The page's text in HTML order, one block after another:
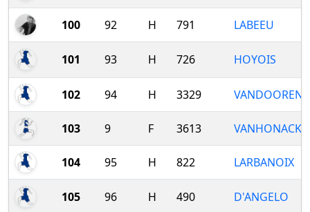
100 92 H 791 LABEEU
101 93 H 726 HOYOIS
102 94 H 3329 VANDOOREN
103 9 F 3613
104 95 H 822 LARBANOIX
105 96 H 490 D'ANGELO